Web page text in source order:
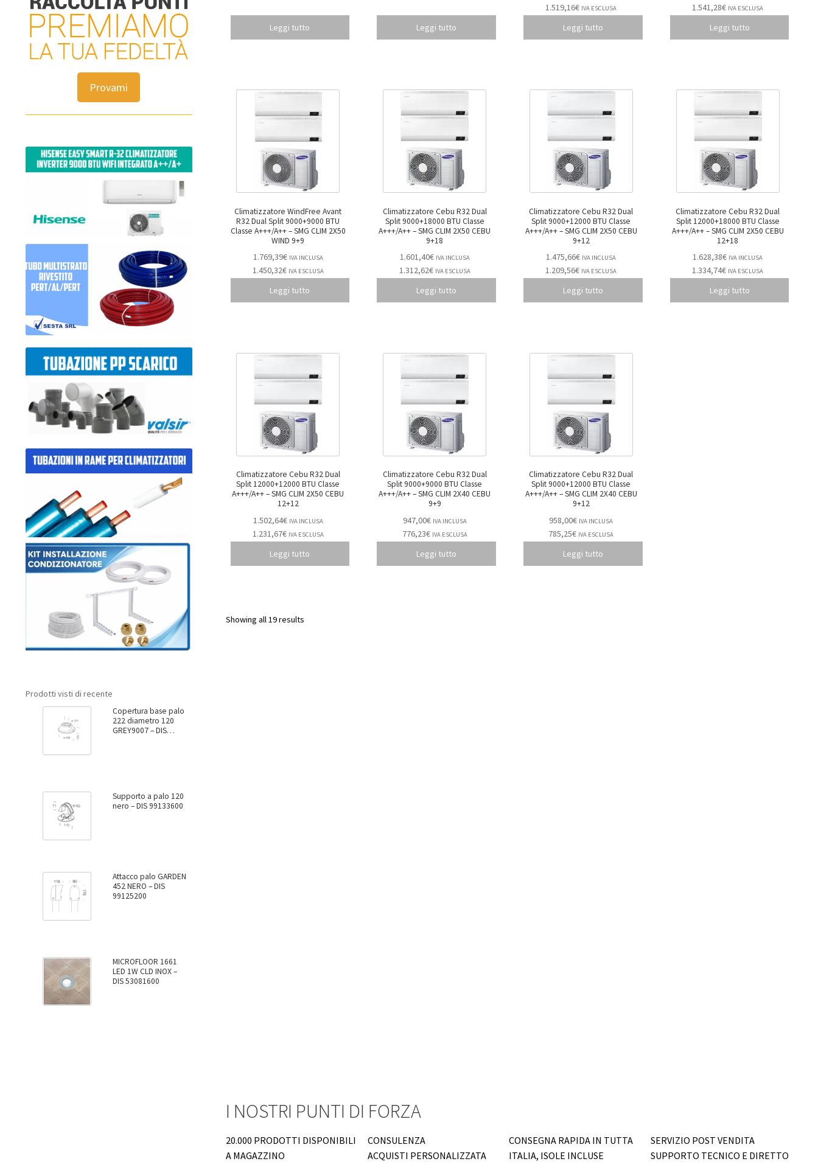
Leggi tutto Leggi tutto
1.519,16€ IVA ESCLUSA
Leggi tutto
1.541,28€ IVA ESCLUSA
Leggi tutto
Climatizzatore WindFree Avant
R32 Dual Split 9000+9000 BTU
Classe A+++/A++ – SMG CLIM 2X50
WIND 9+9
1.769,39€ IVA INCLUSA
1.450,32€ IVA ESCLUSA
Leggi tutto
Climatizzatore Cebu R32 Dual
Split 9000+18000 BTU Classe
A+++/A++ – SMG CLIM 2X50 CEBU
9+18
1.601,40€ IVA INCLUSA
1.312,62€ IVA ESCLUSA
Leggi tutto
Climatizzatore Cebu R32 Dual
Split 9000+12000 BTU Classe
A+++/A++ – SMG CLIM 2X50 CEBU
9+12
1.475,66€ IVA INCLUSA
1.209,56€ IVA ESCLUSA
Leggi tutto
Climatizzatore Cebu R32 Dual
Split 12000+18000 BTU Classe
A+++/A++ – SMG CLIM 2X50 CEBU
12+18
1.628,38€ IVA INCLUSA
1.334,74€ IVA ESCLUSA
Leggi tutto
Climatizzatore Cebu R32 Dual
Split 12000+12000 BTU Classe
A+++/A++ – SMG CLIM 2X50 CEBU
12+12
1.502,64€ IVA INCLUSA
1.231,67€ IVA ESCLUSA
Leggi tutto
Climatizzatore Cebu R32 Dual
Split 9000+9000 BTU Classe
A+++/A++ – SMG CLIM 2X40 CEBU
9+9
947,00€ IVA INCLUSA
776,23€ IVA ESCLUSA
Leggi tutto
Climatizzatore Cebu R32 Dual
Split 9000+12000 BTU Classe
A+++/A++ – SMG CLIM 2X40 CEBU
9+12
958,00€ IVA INCLUSA
785,25€ IVA ESCLUSA
Leggi tutto
Showing all 19 results
Provami
Prodotti visti di recente
Copertura base palo
222 diametro 120
GREY9007 – DIS
Supporto a palo 120
nero – DIS 99133600
Attacco palo GARDEN
452 NERO – DIS
99125200
MICROFLOOR 1661
LED 1W CLD INOX –
DIS 53081600
I NOSTRI PUNTI DI FORZA
20.000 PRODOTTI DISPONIBILI
A MAGAZZINO
CONSULENZA
ACQUISTI PERSONALIZZATA
CONSEGNA RAPIDA IN TUTTA
ITALIA, ISOLE INCLUSE
SERVIZIO POST VENDITA
SUPPORTO TECNICO E DIRETTO